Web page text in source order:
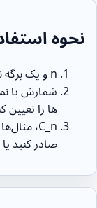
نحوه استفاده (3
n و یک برگه نمایش (پرانتز، مسیر یا درخت) را انتخاب کنید.
شمارش یا
ها را تعیین
صادر کنید یا URL را به اشتراک بگذارید.